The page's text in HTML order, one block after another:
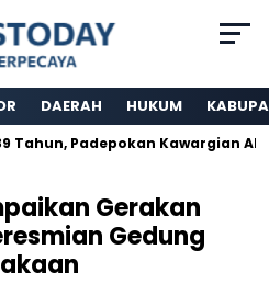
DAERAH HUKUM
Padepokan Kawargian Abah
Gerakan
Gedung